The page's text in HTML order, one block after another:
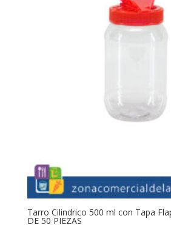
Tarro Cilindrico 500 ml con Tapa
DE 50 PIEZAS